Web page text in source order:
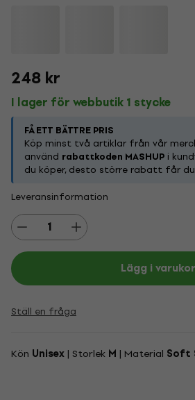
248 kr
I lager för webbutik 1 stycke
FÅ ETT BÄTTRE PRIS
Köp minst två artiklar från vår
använd rabattkoden MASHUP i
du köper, desto större rabatt får
Leveransinformation
Lägg i
Ställ en fråga
Kön Unisex | Storlek M | Material Soft